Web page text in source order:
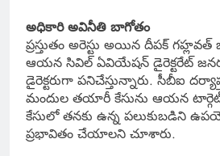
అధికారి అవినీతి బాగోతం
ప్రస్తుతం అరెస్టు అయిన దీపక్
ఆయన సివిల్ ఏవియేషన్ డైరెక్టరేట్
డైరెక్టరుగా పనిచేస్తున్నారు. సీబీఐ
మందుల తయారీ కేసును ఆయన
కేసులో తనకు ఉన్న పలుకుబడిని
ప్రభావితం చేయాలని చూశారు.